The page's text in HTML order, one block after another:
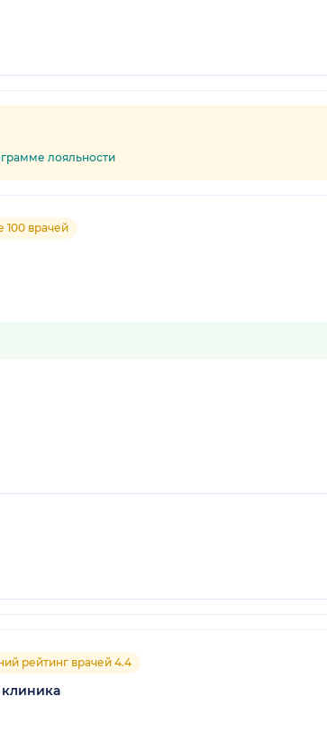
лояльности
100 врачей
рейтинг врачей 4.4